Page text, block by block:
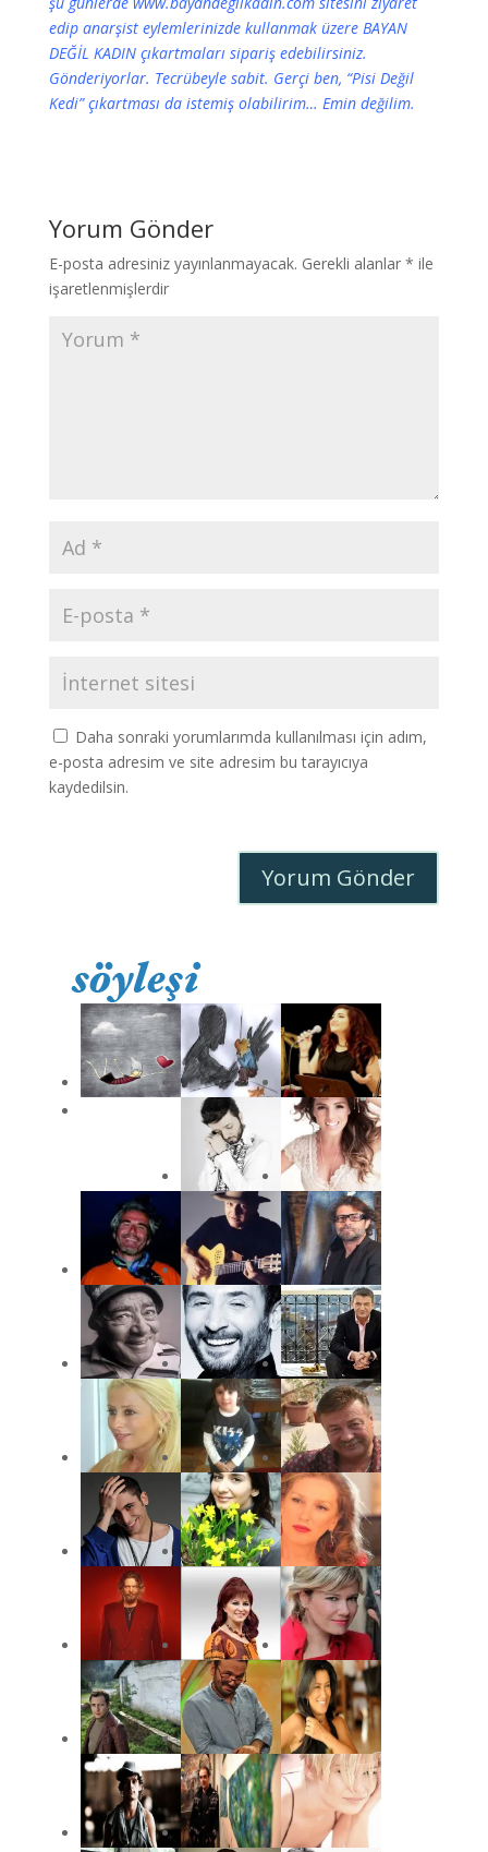
edip anarşist eylemlerinizde kullanmak üzere BAYAN
DEĞİL KADIN çıkartmaları sipariş edebilirsiniz.
Gönderiyorlar. Tecrübeyle sabit. Gerçi ben, “Pisi Değil
Kedi” çıkartması da istemiş olabilirim… Emin değilim.
Yorum Gönder
E-posta adresiniz yayınlanmayacak. Gerekli alanlar * ile
işaretlenmişlerdir
Daha sonraki yorumlarımda kullanılması için adım,
e-posta adresim ve site adresim bu tarayıcıya
kaydedilsin.